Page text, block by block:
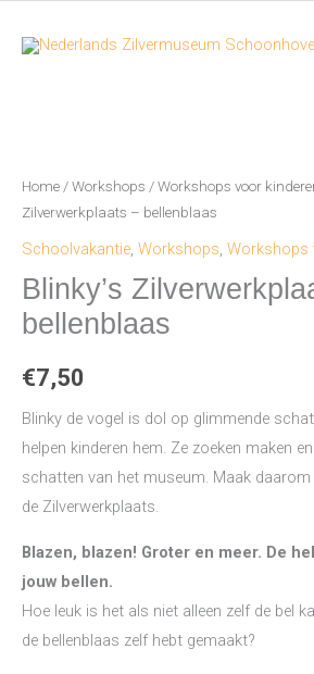
naar
Home / Workshops / Workshops voor
Zilverwerkplaats – bellenblaas
Schoolvakantie, Workshops, Workshops
Blinky’s
bellenblaas
€7,50
Blinky de vogel is dol op glimmende
helpen kinderen hem. Ze zoeken maken
schatten van het museum. Maak daarom
de Zilverwerkplaats.
Blazen, blazen! Groter en meer. De
jouw bellen.
Hoe leuk is het als niet alleen zelf de bel
de bellenblaas zelf hebt gemaakt?
–
bellenblaas
aantal